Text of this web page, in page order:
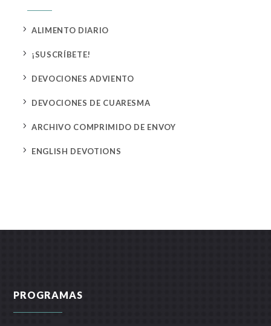
5 ALIMENTO DIARIO
5 ¡SUSCRÍBETE!
5 DEVOCIONES ADVIENTO
5 DEVOCIONES DE CUARESMA
5 ARCHIVO COMPRIMIDO DE ENVOY
5 ENGLISH DEVOTIONS
PROGRAMAS